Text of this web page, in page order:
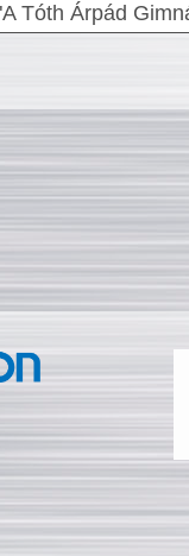
Tóth Árpád